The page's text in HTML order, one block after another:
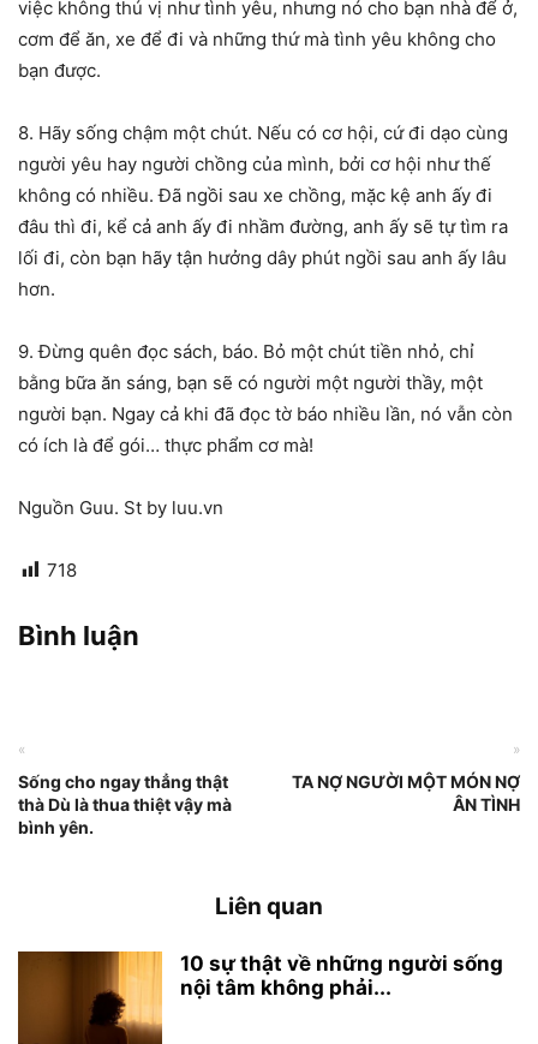
việc không thú vị như tình yêu, nhưng nó cho bạn nhà để ở,
cơm để ăn, xe để đi và những thứ mà tình yêu không cho
bạn được.
8. Hãy sống chậm một chút. Nếu có cơ hội, cứ đi dạo cùng
người yêu hay người chồng của mình, bởi cơ hội như thế
không có nhiều. Đã ngồi sau xe chồng, mặc kệ anh ấy đi
đâu thì đi, kể cả anh ấy đi nhầm đường, anh ấy sẽ tự tìm ra
lối đi, còn bạn hãy tận hưởng dây phút ngồi sau anh ấy lâu
hơn.
9. Đừng quên đọc sách, báo. Bỏ một chút tiền nhỏ, chỉ
bằng bữa ăn sáng, bạn sẽ có người một người thầy, một
người bạn. Ngay cả khi đã đọc tờ báo nhiều lần, nó vẫn còn
có ích là để gói… thực phẩm cơ mà!
Nguồn Guu. St by luu.vn
718
Bình luận
«
Sống cho ngay thẳng thật
thà Dù là thua thiệt vậy mà
bình yên.
»
TA NỢ NGƯỜI MỘT MÓN NỢ
ÂN TÌNH
Liên quan
10 sự thật về những người sống
nội tâm không phải...